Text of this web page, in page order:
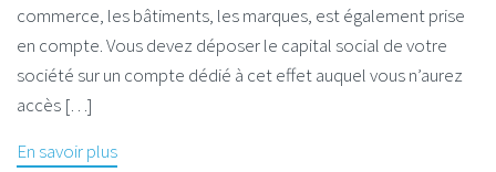
commerce, les bâtiments, les marques, est également prise
en compte. Vous devez déposer le capital social de votre
société sur un compte dédié à cet effet auquel vous n’aurez
accès […]
En savoir plus